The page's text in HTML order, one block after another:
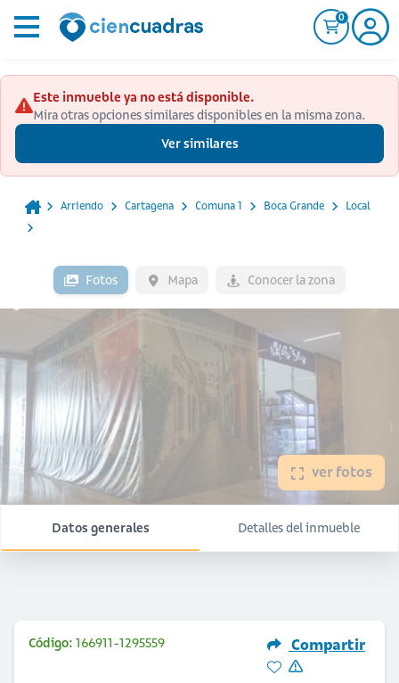
0
Este inmueble ya no está disponible.
Mira otras opciones similares disponibles en la misma zona.
Ver similares
Arriendo Cartagena Comuna 1 Boca Grande Local
Fotos Mapa Conocer la zona
ver fotos
Datos generales Detalles del inmueble
Código: 166911-1295559 Compartir